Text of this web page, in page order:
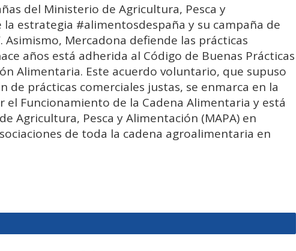
del Ministerio de Agricultura, Pesca y
estrategia #alimentosdespaña y su campaña de
Asimismo, Mercadona defiende las prácticas
años está adherida al Código de Buenas Prácticas
Alimentaria. Este acuerdo voluntario, que supuso
de prácticas comerciales justas, se enmarca en la
el Funcionamiento de la Cadena Alimentaria y está
Agricultura, Pesca y Alimentación (MAPA) en
de toda la cadena agroalimentaria en